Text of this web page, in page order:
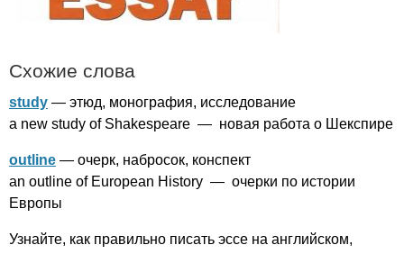
Схожие слова
study — этюд, монография, исследование
a new study of Shakespeare — новая работа о Шекспире
outline — очерк, набросок, конспект
an outline of European History — очерки по истории
Европы
Узнайте, как правильно писать эссе на английском,